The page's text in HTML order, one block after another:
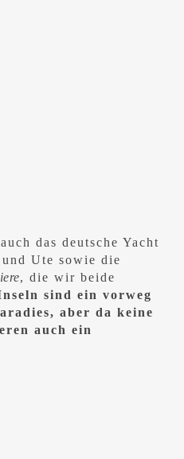
das deutsche Yacht
Ute sowie die
, die wir beide
sind ein vorweg
aber da keine
auch ein